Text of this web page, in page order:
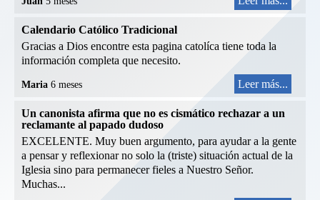
Calendario Católico Tradicional
Gracias a Dios encontre esta pagina catolíca tiene toda la
información completa que necesito.
Maria 6 meses Leer más...
Un canonista afirma que no es cismático rechazar a un
reclamante al papado dudoso
EXCELENTE. Muy buen argumento, para ayudar a la gente
a pensar y reflexionar no solo la (triste) situación actual de la
Iglesia sino para permanecer fieles a Nuestro Señor.
Muchas...